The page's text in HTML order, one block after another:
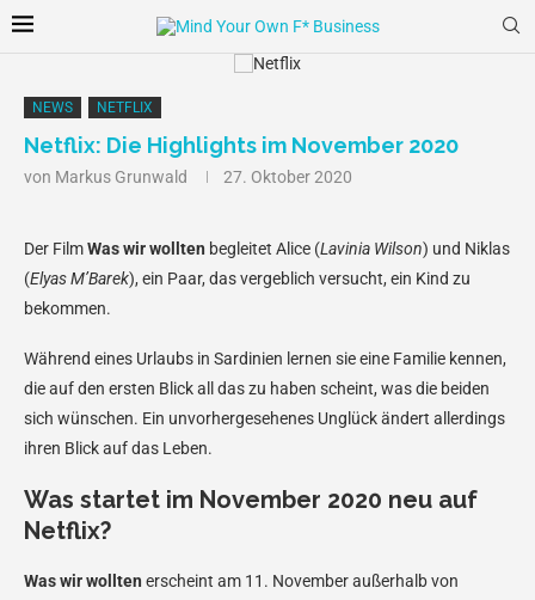
NEWS NETFLIX
Netflix: Die Highlights im November 2020
von Markus Grunwald 27. Oktober 2020
Der FilmWas wir wollten begleitet Alice (Lavinia Wilson) und Niklas
(Elyas M’Barek), ein Paar, das vergeblich versucht, ein Kind zu
bekommen.
Während eines Urlaubs in Sardinien lernen sie eine Familie kennen,
die auf den ersten Blick all das zu haben scheint, was die beiden
sich wünschen. Ein unvorhergesehenes Unglück ändert allerdings
ihren Blick auf das Leben.
Was startet im November 2020 neu auf
Netflix?
Was wir wollten erscheint am 11. November außerhalb von